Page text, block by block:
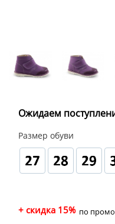
Ожидаем
Размер обуви
+ скидка 15% по